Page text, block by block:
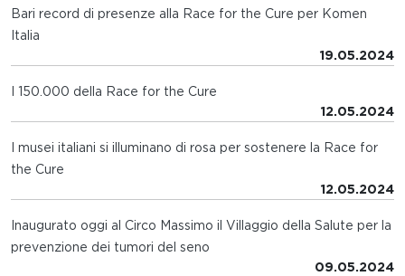
Bari record di presenze alla Race for the Cure per Komen
Italia
19.05.2024
I 150.000 della Race for the Cure
12.05.2024
I musei italiani si illuminano di rosa per sostenere la Race for
the Cure
12.05.2024
Inaugurato oggi al Circo Massimo il Villaggio della Salute per la
prevenzione dei tumori del seno
09.05.2024